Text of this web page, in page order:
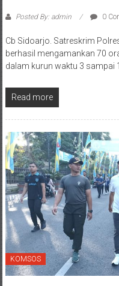
Posted By: admin 0
Cb Sidoarjo. Satreskrim
berhasil mengamankan 70
dalam kurun waktu 3 sampai
Read more
KOMSOS